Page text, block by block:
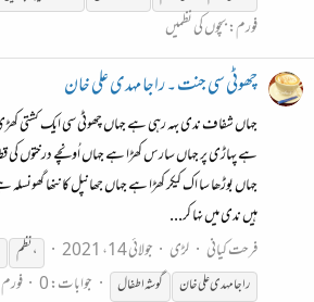
فورم:بچوں کی نظمیں
چھوٹی سی جنت ۔ راجا مہدی علی خان
جہاں شفاف ندی بہہ رہی ہے جہاں چھوٹی سی ایک کشتی
ہے پہاڑی پر جہاں سارس کھڑا ہے جہاں اُونچے درختوں کی
جہاں بوڑھا سا اک کیکر کھڑا ہے جہاں جھانپل کا ننھا گھونسلہ
ہیں ندی میں نہا کر...
فرحت کیانی لڑی جولائی 14، 2021 ، نظم
راجا مہدی علی خان
گوشہ اطفال جوابات: 0